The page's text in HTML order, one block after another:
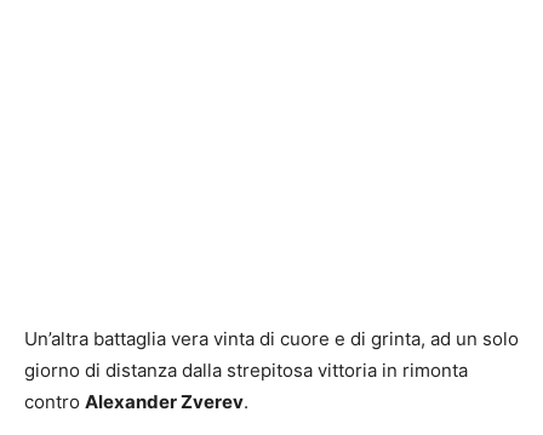
Un’altra battaglia vera vinta di cuore e di grinta, ad un solo
giorno di distanza dalla strepitosa vittoria in rimonta
contro Alexander Zverev.